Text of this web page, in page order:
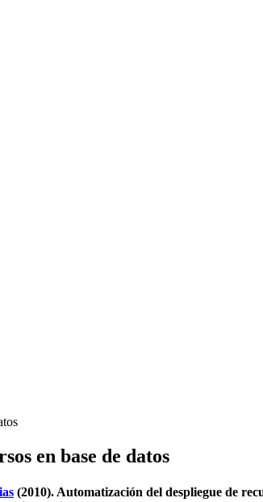
en base de datos
(2010). Automatización del despliegue de